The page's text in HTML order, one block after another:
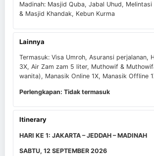
Madinah: Masjid Quba, Jabal Uhud,
& Masjid Khandak, Kebun Kurma
Lainnya
Termasuk: Visa Umroh, Asuransi perjalanan,
3X, Air Zam zam 5 liter, Muthowif &
wanita), Manasik Online 1X, Manasik Offline
Perlengkapan: Tidak termasuk
Itinerary
HARI KE 1: JAKARTA – JEDDAH – MADINAH
SABTU, 12 SEPTEMBER 2026